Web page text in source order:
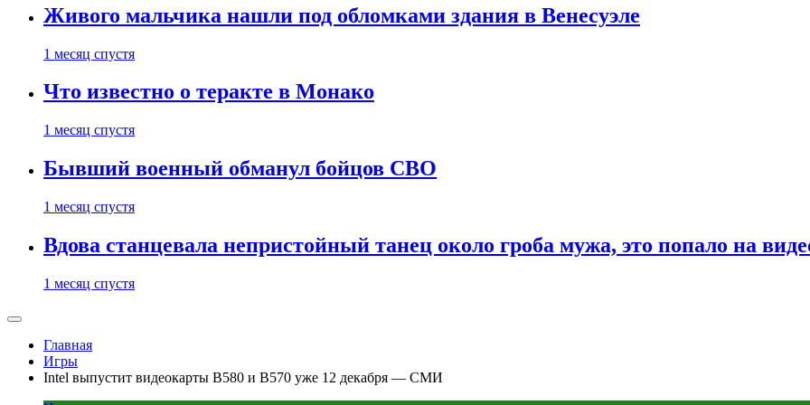
Живого мальчика нашли под обломками здания в Венесуэле
1 месяц спустя
Что известно о теракте в Монако
1 месяц спустя
Бывший военный обманул бойцов СВО
1 месяц спустя
Вдова станцевала непристойный танец около гроба мужа, это попало на
1 месяц спустя
Главная
Игры
Intel выпустит видеокарты B580 и B570 уже 12 декабря — СМИ